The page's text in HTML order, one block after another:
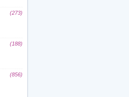
(273)
(188)
(856)